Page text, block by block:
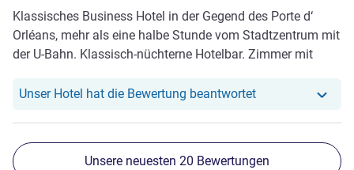
Klassisches Business Hotel in der Gegend des Porte d‘
Orléans, mehr als eine halbe Stunde vom Stadtzentrum mit
der U-Bahn. Klassisch-nüchterne Hotelbar. Zimmer mit
Raucherzimmer noch riechen, obwohl es wahrscheinlich
Hervorragender Kaffee.
Unser Hotel hat die Bewertung beantwortetUnser Hotel hat
Unsere neuesten 20 Bewertungen